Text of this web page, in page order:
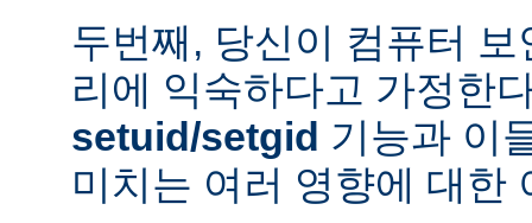
두번째, 당신이 컴퓨터
리에 익숙하다고 가정한
setuid/setgid 기능과 이
미치는 여러 영향에 대한